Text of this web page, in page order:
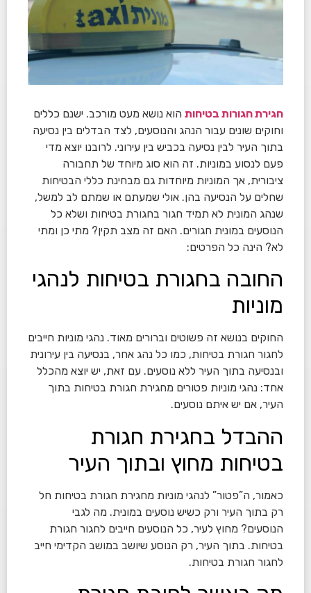
חגירת חגורות בטיחות הוא נושא מעט מורכב. ישנם כללים
וחוקים שונים עבור הנהג והנוסעים, לצד הבדלים בין נסיעה
בתוך העיר לבין נסיעה בכביש בין עירוני. לרובנו יוצא מדי
פעם לנסוע במוניות. זה הוא סוג מיוחד של תחבורה
ציבורית, אך המוניות מיוחדות גם מבחינת כללי הבטיחות
שחלים על הנסיעה בהן. אולי שמעתם או שמתם לב למשל,
שנהג המונית לא תמיד חגור בחגורת בטיחות ושלא כל
הנוסעים במונית חגורים. האם זה מצב תקין? מתי כן ומתי
לא? הינה כל הפרטים:
החובה בחגורת בטיחות לנהגי
מוניות
החוקים בנושא זה פשוטים וברורים מאוד. נהגי מוניות חייבים
לחגור חגורת בטיחות, כמו כל נהג אחר, בנסיעה בין עירונית
ובנסיעה בתוך העיר ללא נוסעים. עם זאת, יש יוצא מהכלל
אחד: נהגי מוניות פטורים מחגירת חגורת בטיחות בתוך
העיר, אם יש איתם נוסעים.
ההבדל בחגירת חגורת
בטיחות מחוץ ובתוך העיר
כאמור, ה”פטור” לנהגי מוניות מחגירת חגורת בטיחות חל
רק בתוך העיר ורק כשיש נוסעים במונית. מה לגבי
הנוסעים? מחוץ לעיר, כל הנוסעים חייבים לחגור חגורת
בטיחות. בתוך העיר, רק הנוסע שיושב במושב הקדימי חייב
לחגור חגורת בטיחות.